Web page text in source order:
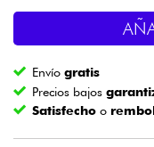
Batería y
Vientos
Violines y
Envíogratis
Precios bajos
Satisfecho o